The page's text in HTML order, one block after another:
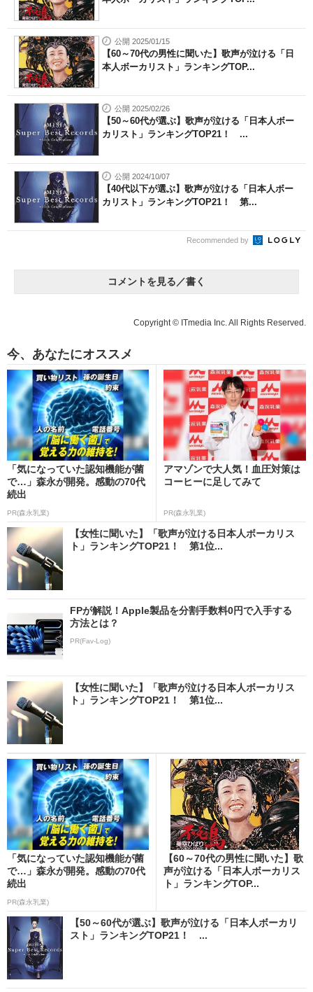
公開 2025/01/15
【60～70代の男性に聞いた】歌声が泣ける「日
本人ボーカリスト」ランキングTOP...
公開 2025/02/26
【50～60代が選ぶ】歌声が泣ける「日本人ボー
カリスト」ランキングTOP21！ ...
公開 2024/10/07
【40代以下が選ぶ】歌声が泣ける「日本人ボー
カリスト」ランキングTOP21！ 第...
Recommended by
コメントを見る／書く
Copyright © ITmedia Inc. All Rights Reserved.
今、あなたにオススメ
「気になっていた認知機能が菌
で…」森永が開発。感動の70代
続出
PR(森永乳業)
アマゾンで大人気！血圧対策は
コーヒーに足してみて
PR(森永乳業)
【女性に聞いた】「歌声が泣ける日本人ボーカリス
ト」ランキングTOP21！ 第1位...
FPが解説！Apple製品を分割手数料0円で入手する
方法とは？
PR(Fav-Log)
【女性に聞いた】「歌声が泣ける日本人ボーカリス
ト」ランキングTOP21！ 第1位...
「気になっていた認知機能が菌
で…」森永が開発。感動の70代
続出
PR(森永乳業)
【60～70代の男性に聞いた】歌
声が泣ける「日本人ボーカリス
ト」ランキングTOP...
【50～60代が選ぶ】歌声が泣ける「日本人ボーカリ
スト」ランキングTOP21！ ...